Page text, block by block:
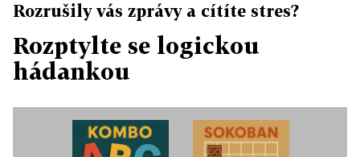
Rozrušily vás zprávy a cítíte stres?
Rozptylte se logickou
hádankou